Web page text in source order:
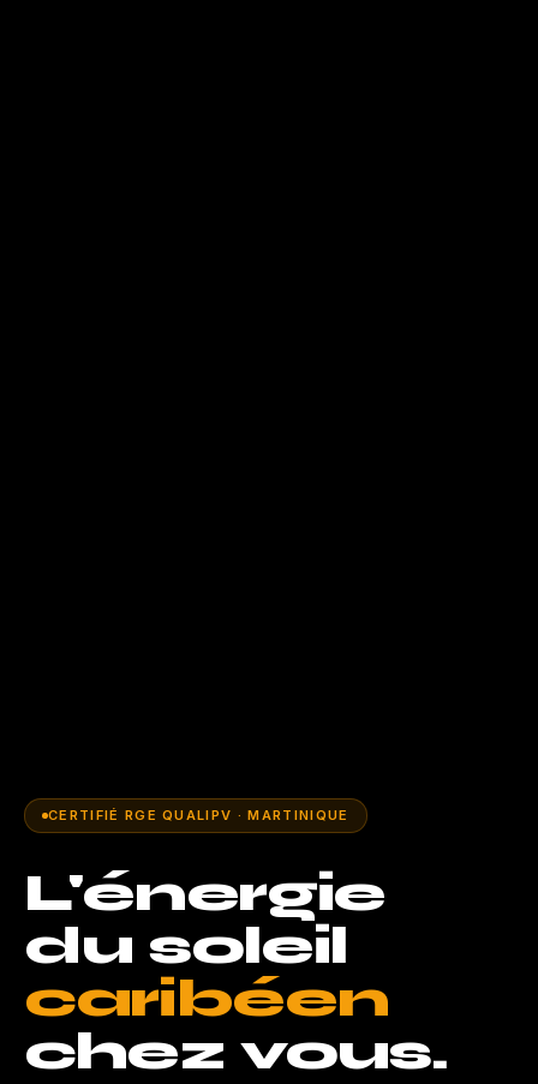
CERTIFIÉ RGE QUALIPV · MARTINIQUE
L'énergie
du soleil
caribéen
chez vous.